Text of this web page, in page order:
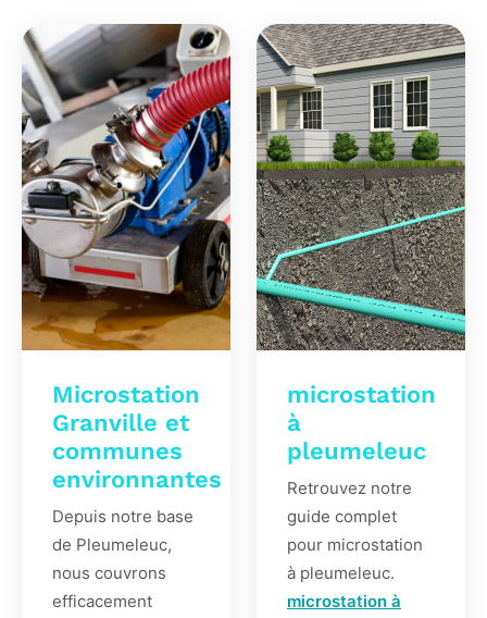
Microstation
Granville et
communes
environnantes
Depuis notre base
de Pleumeleuc,
nous couvrons
efficacement
microstation
à
pleumeleuc
Retrouvez notre
guide complet
pour microstation
à pleumeleuc.
microstation à